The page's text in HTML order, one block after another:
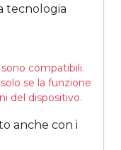
tecnologia
compatibili.
se la funzione
del dispositivo.
anche con i